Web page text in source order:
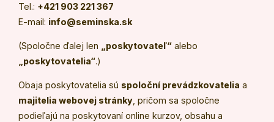
Tel.: +421 903 221 367
E-mail: info@seminska.sk
(Spoločne ďalej len „poskytovateľ“ alebo
„poskytovatelia“.)
Obaja poskytovatelia sú spoloční prevádzkovatelia a
majitelia webovej stránky, pričom sa spoločne
podieľajú na poskytovaní online kurzov, obsahu a